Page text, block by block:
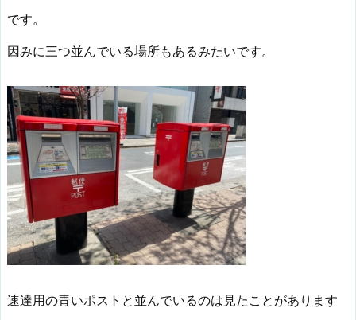
です。
因みに三つ並んでいる場所もあるみたいです。
速達用の青いポストと並んでいるのは見たことがあります